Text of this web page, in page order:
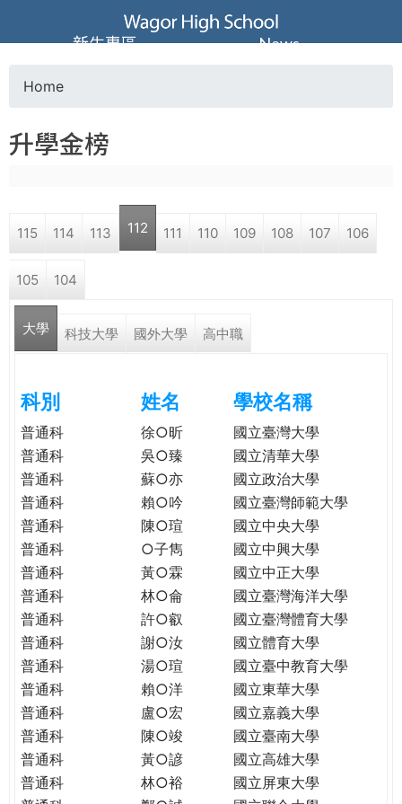
Jump to navigation
葳
格
高
學
格。
民。
WAGOR
TODAY
o
a
r
e
e
r
e
Home
升學金榜
115 114 113 112 111 110 109 108 107 106
105 104
大學 科技大學 國外大學 高中職
科別 姓名 學校名稱
普通科 徐○昕
國立臺灣大學
普通科
吳○臻
國立清華大學
普通科
蘇○亦
國立政治大學
普通科
賴○吟
國立臺灣師範大學
普通科
陳○瑄
國立中央大學
普通科
○子雋
國立中興大學
普通科
黃○霖
國立中正大學
普通科
林○侖
國立臺灣海洋大學
普通科
許○叡
國立臺灣體育大學
普通科
謝○汝
國立體育大學
普通科
湯○瑄
國立臺中教育大學
普通科
賴○洋
國立東華大學
普通科
盧○宏
國立嘉義大學
普通科
陳○竣
國立臺南大學
普通科
黃○諺
國立高雄大學
普通科
林○裕
國立屏東大學
新生專區 News